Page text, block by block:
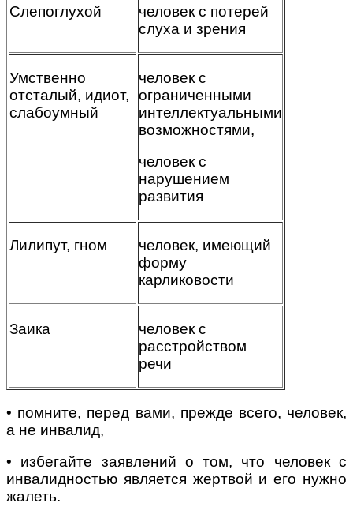
Слепоглухой
человек с потерей
слуха и зрения
Умственно
отсталый, идиот,
слабоумный
человек с
ограниченными
интеллектуальными
возможностями,
человек с
нарушением
развития
Лилипут, гном
человек, имеющий
форму
карликовости
Заика
человек с
расстройством
речи
• помните, перед вами, прежде всего, человек,
а не инвалид,
• избегайте заявлений о том, что человек с
инвалидностью является жертвой и его нужно
жалеть.